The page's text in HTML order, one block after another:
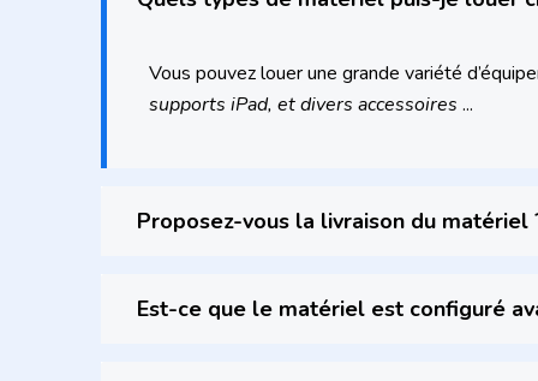
Vous pouvez louer une grande variété
supports iPad, et divers accessoires ...
Proposez-vous la livraison du matériel
Est-ce que le matériel est configuré